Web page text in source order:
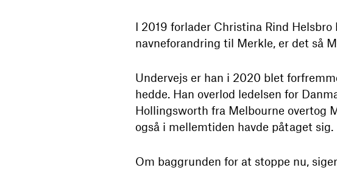
I 2019 forlader Christina Rind
navneforandring til Merkle, er det så
Undervejs er han i 2020 blet
hedde. Han overlod ledelsen for
Hollingsworth fra Melbourne overtog
også i mellemtiden havde påtaget sig.
Om baggrunden for at stoppe nu,